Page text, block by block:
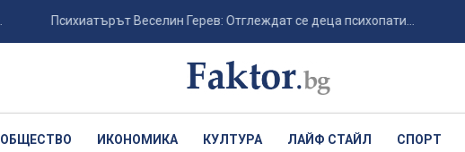
Психиатърът Веселин Герев: Отглеждат се деца психопати... От
ОБЩЕСТВО ИКОНОМИКА КУЛТУРА ЛАЙФ СТАЙЛ СПОРТ